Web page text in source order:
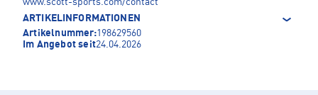
www.scott-sports.com/contact
ARTIKELINFORMATIONEN
Artikelnummer:198629560
Im Angebot seit24.04.2026